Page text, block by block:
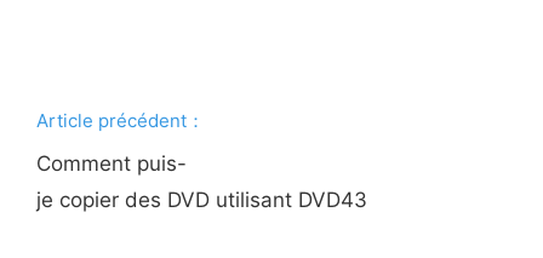
Article précédent：
Comment puis-
je copier des DVD utilisant DVD43